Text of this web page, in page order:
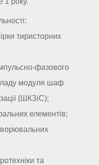
тиристорних
фазового
модуля шаф
(ШКЗіС);
елементів;
та